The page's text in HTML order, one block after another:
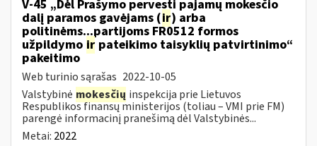
V-45 „Dėl Prašymo pervesti pajamų mokesčio
dalį paramos gavėjams (ir) arba
politinėms...partijoms FR0512 formos
užpildymo ir pateikimo taisyklių patvirtinimo“
pakeitimo
Web turinio sąrašas 2022-10-05
Valstybinė mokesčių inspekcija prie Lietuvos
Respublikos finansų ministerijos (toliau – VMI prie FM)
parengė informacinį pranešimą dėl Valstybinės...
Metai: 2022